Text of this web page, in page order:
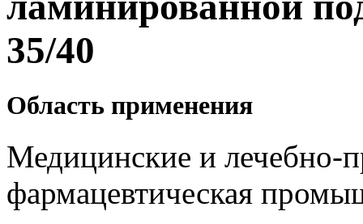
35/40
Область применения
Медицинские и лечебно-
фармацевтическая